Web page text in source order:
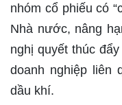
nhóm cổ phiếu có
Nhà nước, nâng
nghị quyết thúc
doanh nghiệp liên
dầu khí.